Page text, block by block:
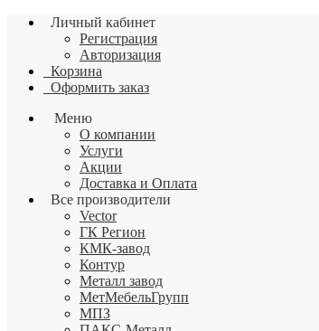
Личный кабинет
Регистрация
Авторизация
Корзина
Оформить заказ
Меню
О компании
Услуги
Акции
Доставка и Оплата
Все производители
Vector
ГК Регион
КМК-завод
Контур
Металл завод
МетМебельГрупп
МПЗ